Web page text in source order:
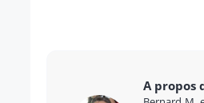
A propos